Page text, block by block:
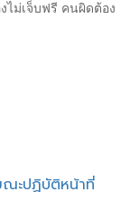
ไม่เจ็บฟรี คนผิดต้อง
ะปฏิบัติหน้าที่